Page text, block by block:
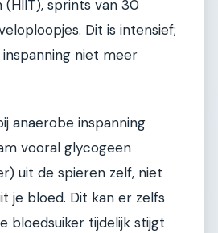
sprints van 30
Dit is intensief;
niet meer
anaerobe inspanning
vooral glycogeen
uit de spieren zelf, niet
je bloed. Dit kan er zelfs
bloedsuiker tijdelijk stijgt